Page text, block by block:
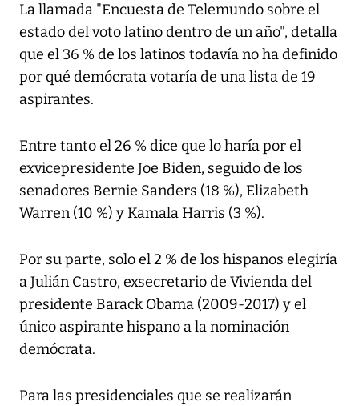
La llamada "Encuesta de Telemundo sobre el
estado del voto latino dentro de un año", detalla
que el 36 % de los latinos todavía no ha definido
por qué demócrata votaría de una lista de 19
aspirantes.
Entre tanto el 26 % dice que lo haría por el
exvicepresidente Joe Biden, seguido de los
senadores Bernie Sanders (18 %), Elizabeth
Warren (10 %) y Kamala Harris (3 %).
Por su parte, solo el 2 % de los hispanos elegiría
a Julián Castro, exsecretario de Vivienda del
presidente Barack Obama (2009-2017) y el
único aspirante hispano a la nominación
demócrata.
Para las presidenciales que se realizarán